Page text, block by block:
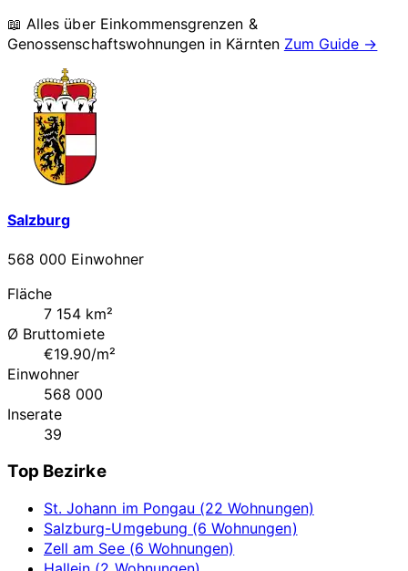
📖 Alles über Einkommensgrenzen &
Genossenschaftswohnungen in Kärnten Zum Guide →
Salzburg
568 000 Einwohner
Fläche
7 154 km²
Ø Bruttomiete
€19.90/m²
Einwohner
568 000
Inserate
39
Top Bezirke
St. Johann im Pongau (22 Wohnungen)
Salzburg-Umgebung (6 Wohnungen)
Zell am See (6 Wohnungen)